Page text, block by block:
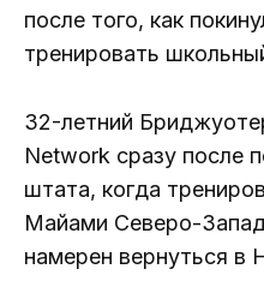
после того, как
тренировать
32-летний
Network сразу после
штата, когда
Майами Северо-
намерен вернуться в